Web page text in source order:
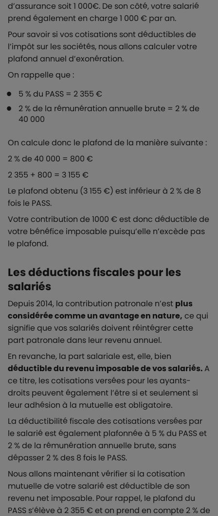
d’assurance soit 1 000€. De son côté, votre salarié
prend également en charge 1 000 € par an.
Pour savoir si vos cotisations sont déductibles de
l’impôt sur les sociétés, nous allons calculer votre
plafond annuel d’exonération.
On rappelle que :
5 % du PASS = 2 355 €
2 % de la rémunération annuelle brute = 2 % de
40 000
On calcule donc le plafond de la manière suivante :
2 % de 40 000 = 800 €
2 355 + 800 = 3 155 €
Le plafond obtenu (3 155 €) est inférieur à 2 % de 8
fois le PASS.
Votre contribution de 1000 € est donc déductible de
votre bénéfice imposable puisqu’elle n’excède pas
le plafond.
Les déductions fiscales pour les
salariés
Depuis 2014, la contribution patronale n’est plus
considérée comme un avantage en nature, ce qui
signifie que vos salariés doivent réintégrer cette
part patronale dans leur revenu annuel.
En revanche, la part salariale est, elle, bien
déductible du revenu imposable de vos salariés.A
ce titre, les cotisations versées pour les ayants-
droits peuvent également l’être si et seulement si
leur adhésion à la mutuelle est obligatoire.
La déductibilité fiscale des cotisations versées par
le salarié est également plafonnée à 5 % du PASS et
2 % de la rémunération annuelle brute, sans
dépasser 2 % des 8 fois le PASS.
Nous allons maintenant vérifier si la cotisation
mutuelle de votre salarié est déductible de son
revenu net imposable. Pour rappel, le plafond du
PASS s’élève à 2 355 € et on prend en compte 2 % de